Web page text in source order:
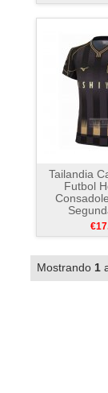
Tailandia
Futbol
Mostrando 1